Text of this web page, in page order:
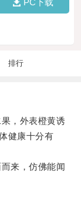
PC下载
排行
，外表橙黄诱
健康十分有
来，仿佛能闻